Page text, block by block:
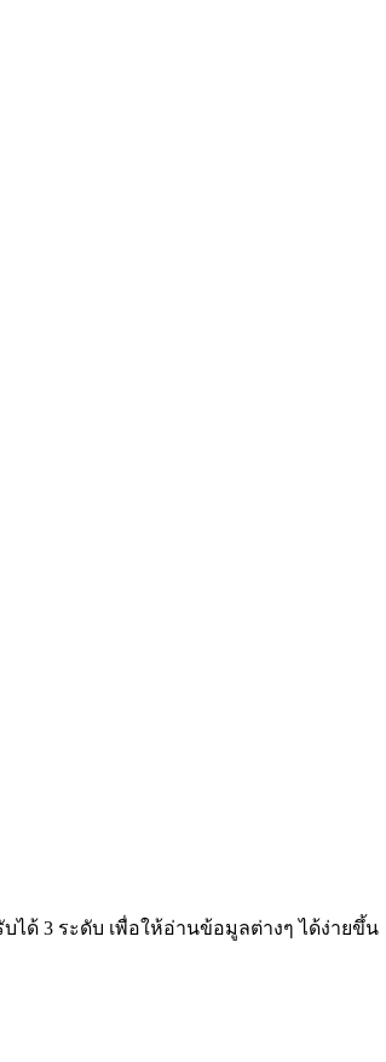
ได้ 3 ระดับ เพื่อให้อ่านข้อมูลต่างๆ ได้ง่ายขึ้น